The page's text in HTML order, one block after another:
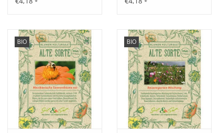
Aussaat:
Vorzucht innen von März - April, von März - April im Freiland.
Keimung:
Optimale Keimung bei 12 - 16°C, nach ca. 14 - 28 Tagen.
BIO BIO